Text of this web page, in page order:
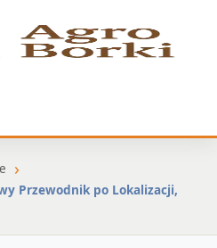
Przewodnik po Lokalizacji,